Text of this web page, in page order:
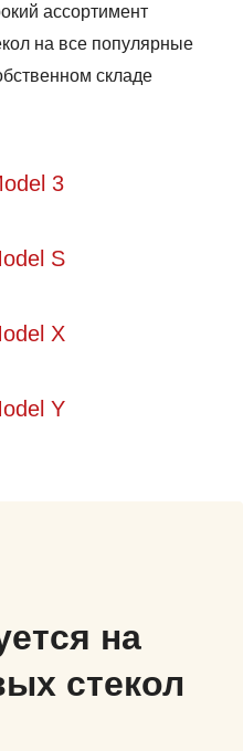
ассортимент
на все популярные
складе
3
S
X
Y
на
стекол